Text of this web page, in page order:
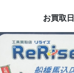
お買取